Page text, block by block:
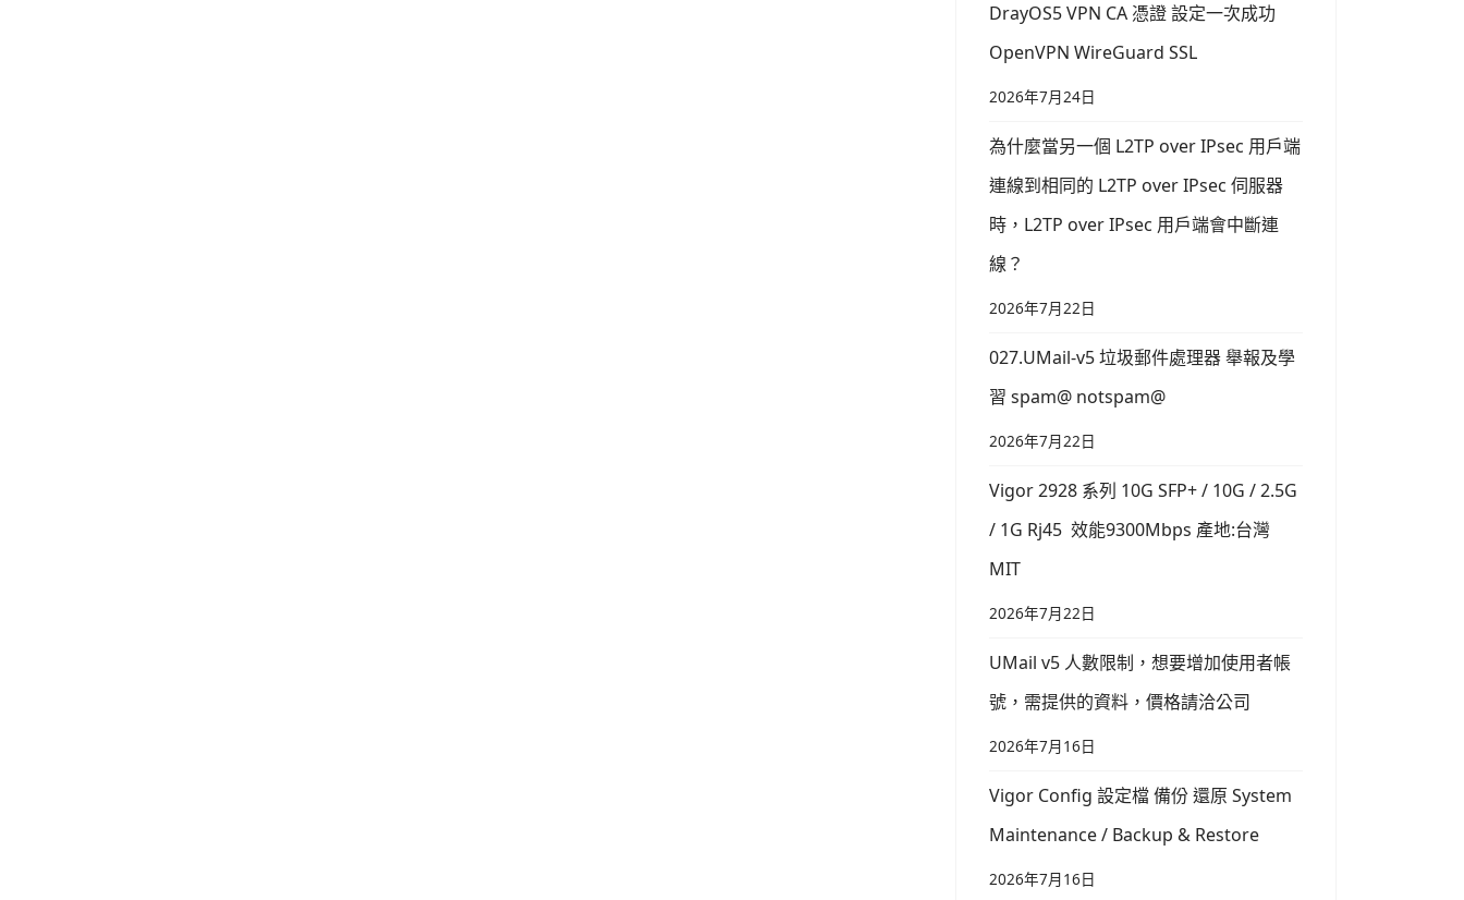
DrayOS5 VPN CA 憑證 設定一次成功
OpenVPN WireGuard SSL
2026年7月24日
為什麼當另一個 L2TP over IPsec 用戶端
連線到相同的 L2TP over IPsec 伺服器
時，L2TP over IPsec 用戶端會中斷連
線？
2026年7月22日
027.UMail-v5 垃圾郵件處理器 舉報及學
習 spam@ notspam@
2026年7月22日
Vigor 2928 系列 10G SFP+ / 10G / 2.5G
/ 1G Rj45 效能9300Mbps 產地:台灣
MIT
2026年7月22日
UMail v5 人數限制，想要增加使用者帳
號，需提供的資料，價格請洽公司
2026年7月16日
Vigor Config 設定檔 備份 還原 System
Maintenance / Backup & Restore
2026年7月16日